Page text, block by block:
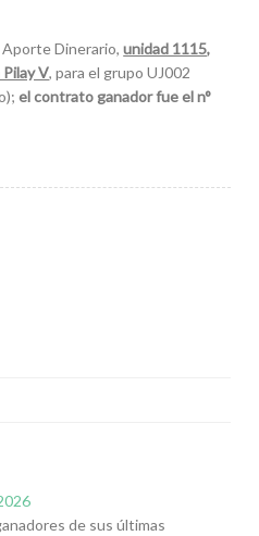
Aporte Dinerario,unidad 1115,
Pilay V, para el grupo UJ002
el contrato ganador fue el n°
de sus últimas